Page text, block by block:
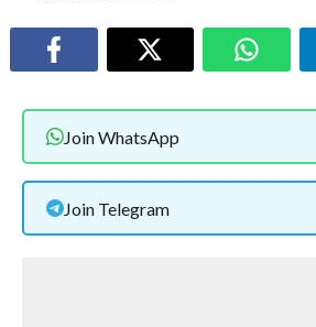
Join WhatsApp
Join Telegram